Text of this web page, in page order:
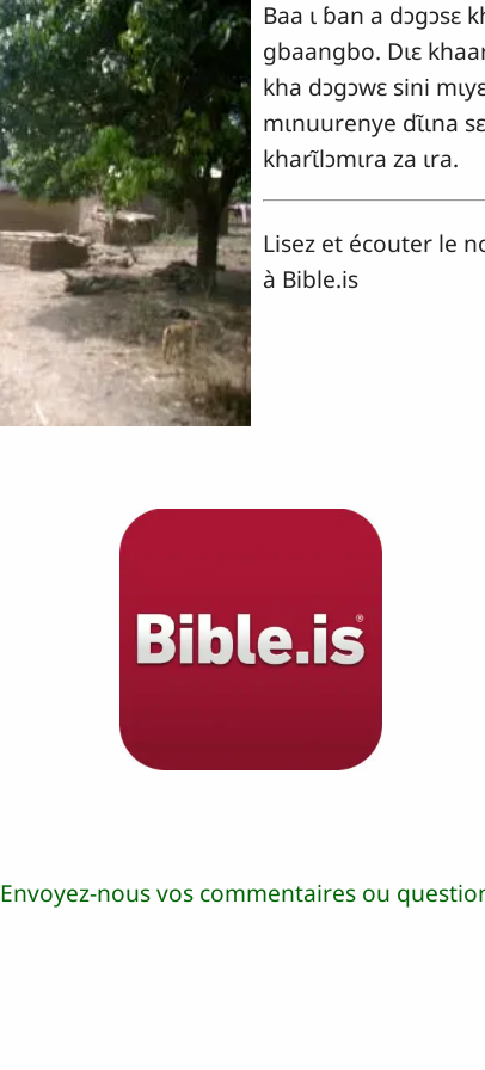
Baa ɩ ɓan a dɔgɔsɛ
gbaangbo. Dɩɛ
kha dɔgɔwɛ sini
mɩnuurenye dɩ̃ɩna
kharɩ̃lɔmɩra za ɩra.
Lisez et écouter le
à Bible.is
Envoyez-nous vos commentaires ou